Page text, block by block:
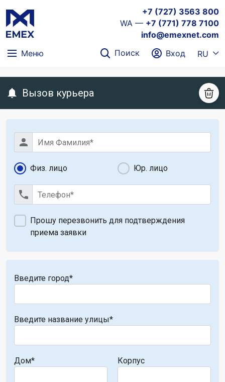
+7 (727) 3563 800
WA — +7 (771) 778 7100
info@emexnet.com
Меню
Поиск Вход RU